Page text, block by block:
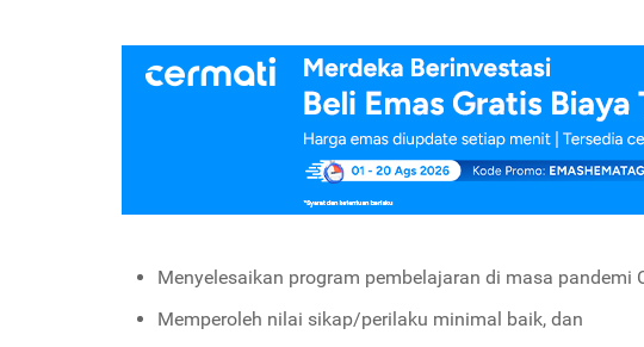
Menyelesaikan program pembelajaran di masa
Memperoleh nilai sikap/perilaku minimal baik, dan